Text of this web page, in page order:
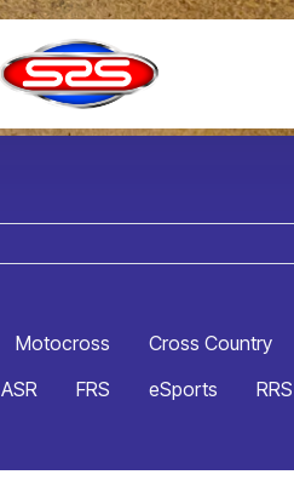
Motocross Cross Country
ASR FRS eSports RRS